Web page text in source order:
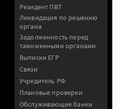
Резидент ПВТ
Ликвидация по решению
органа
Задолженность перед
таможенными органами
Выписки ЕГР
Связи
Учредитель РФ
Плановые проверки
Обслуживающие банки